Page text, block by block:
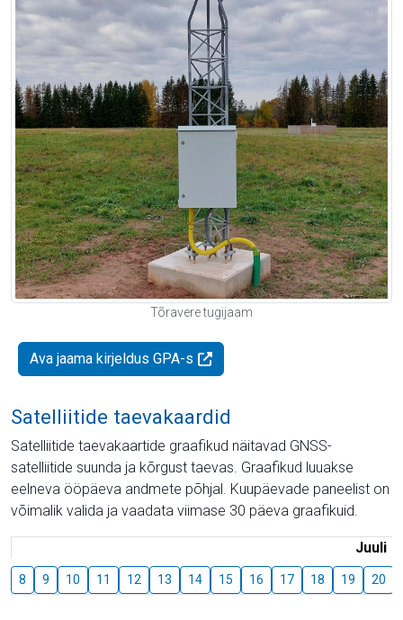
Tõravere tugijaam
Ava jaama kirjeldus GPA-s
Satelliitide taevakaardid
Satelliitide taevakaartide graafikud näitavad GNSS-
satelliitide suunda ja kõrgust taevas. Graafikud luuakse
eelneva ööpäeva andmete põhjal. Kuupäevade paneelist on
võimalik valida ja vaadata viimase 30 päeva graafikuid.
Juuli
8 9 10 11 12 13 14 15 16 17 18 19 20